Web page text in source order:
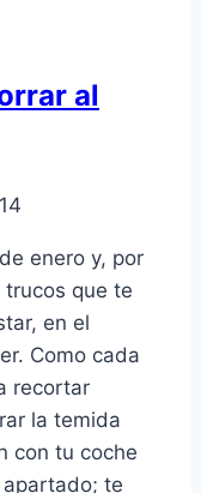
al
enero y, por
que te
en el
Como cada
recortar
la temida
con tu coche
te